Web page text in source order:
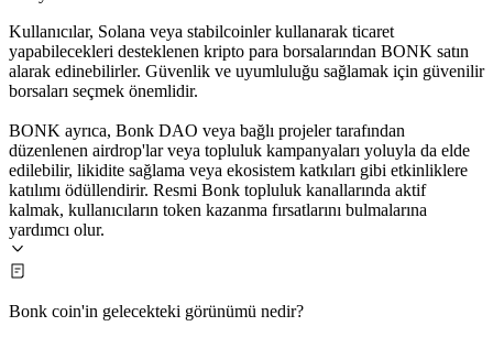
Kullanıcılar, Solana veya stabilcoinler kullanarak ticaret
yapabilecekleri desteklenen kripto para borsalarından BONK satın
alarak edinebilirler. Güvenlik ve uyumluluğu sağlamak için güvenilir
borsaları seçmek önemlidir.
BONK ayrıca, Bonk DAO veya bağlı projeler tarafından
düzenlenen airdrop'lar veya topluluk kampanyaları yoluyla da elde
edilebilir, likidite sağlama veya ekosistem katkıları gibi etkinliklere
katılımı ödüllendirir. Resmi Bonk topluluk kanallarında aktif
kalmak, kullanıcıların token kazanma fırsatlarını bulmalarına
yardımcı olur.
Bonk coin'in gelecekteki görünümü nedir?